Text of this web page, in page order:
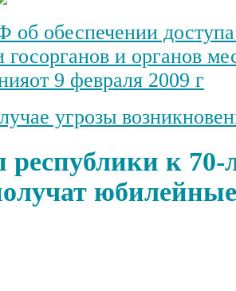
обеспечении
госорганов и органов
9 февраля 2009 г
угрозы
республики к 70-